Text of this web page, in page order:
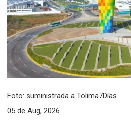
Foto: suministrada a Tolima7Días.
05 de Aug, 2026